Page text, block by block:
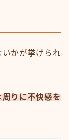
かが挙げられ
周りに不快感を